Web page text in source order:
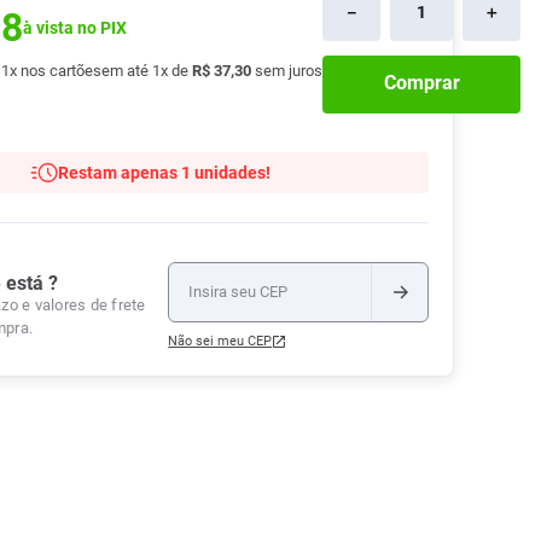
Umedecidas
Ver Tudo
Tiras para Teste
Ver Tudo
Ver Tudo
Esponjas
à vista no PIX
1x nos cartõesem até 1x de R$ 37,30 sem juros
＋
－
Comprar
Restam apenas 1 unidades!
está ?
e valores de frete
Não sei meu CEP